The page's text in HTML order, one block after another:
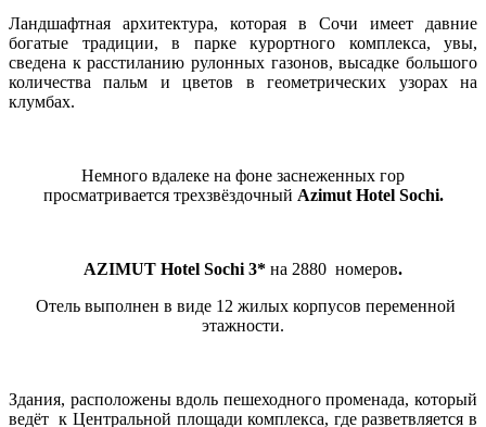
Ландшафтная архитектура, которая в Сочи имеет давние
богатые традиции, в парке курортного комплекса, увы,
сведена к расстиланию рулонных газонов, высадке большого
количества пальм и цветов в геометрических узорах на
клумбах.
Немного вдалеке на фоне заснеженных гор
просматривается трехзвёздочный Azimut Hotel Sochi.
АZIMUT Hotel Sochi 3* на 2880 номеров.
Отель выполнен в виде 12 жилых корпусов переменной
этажности.
Здания, расположены вдоль пешеходного променада, который
ведёт к Центральной площади комплекса, где разветвляется в